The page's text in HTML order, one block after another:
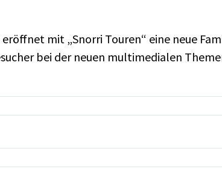
mit „Snorri Touren“ eine neue
bei der neuen multimedialen